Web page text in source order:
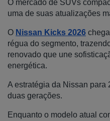
O mercado de SUVs
uma de suas atualizações
O Nissan Kicks 2026
régua do segmento,
renovado que une
energética.
A estratégia da Nissan para
duas gerações.
Enquanto o modelo atual